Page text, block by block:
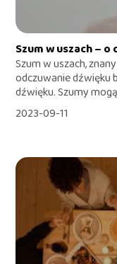
Szum w uszach –
Szum w uszach,
odczuwanie dźwięku
dźwięku. Szumy
2023-09-11